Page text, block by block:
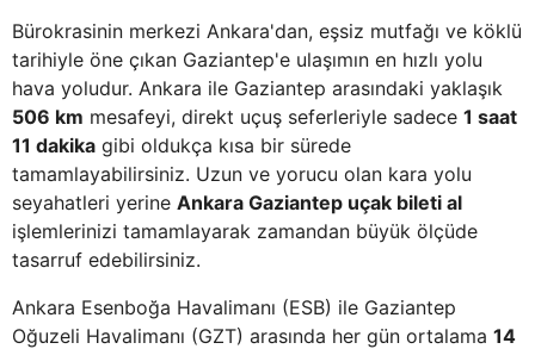
Bürokrasinin merkezi Ankara'dan, eşsiz mutfağı ve köklü
tarihiyle öne çıkan Gaziantep'e ulaşımın en hızlı yolu
hava yoludur. Ankara ile Gaziantep arasındaki yaklaşık
506 km mesafeyi, direkt uçuş seferleriyle sadece 1 saat
11 dakika gibi oldukça kısa bir sürede
tamamlayabilirsiniz. Uzun ve yorucu olan kara yolu
seyahatleri yerine Ankara Gaziantep uçak bileti al
işlemlerinizi tamamlayarak zamandan büyük ölçüde
tasarruf edebilirsiniz.
Ankara Esenboğa Havalimanı (ESB) ile Gaziantep
Oğuzeli Havalimanı (GZT) arasında her gün ortalama 14